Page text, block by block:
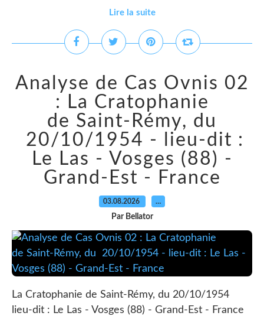
Lire la suite
Analyse de Cas Ovnis 02
: La Cratophanie
de Saint-Rémy, du
20/10/1954 - lieu-dit :
Le Las - Vosges (88) -
Grand-Est - France
03.08.2026 …
Par Bellator
La Cratophanie de Saint-Rémy, du 20/10/1954
lieu-dit : Le Las - Vosges (88) - Grand-Est - France